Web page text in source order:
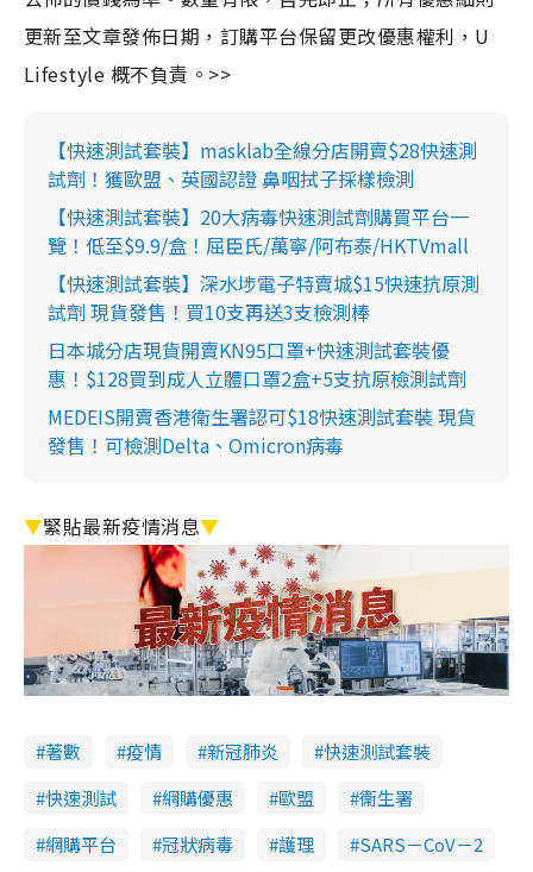
更新至文章發佈日期，訂購平台保留更改優惠權利，U
Lifestyle 概不負責。>>
【快速測試套裝】masklab全線分店開賣$28快速測
試劑！獲歐盟、英國認證 鼻咽拭子採樣檢測
【快速測試套裝】20大病毒快速測試劑購買平台一
覽！低至$9.9/盒！屈臣氏/萬寧/阿布泰/HKTVmall
【快速測試套裝】深水埗電子特賣城$15快速抗原測
試劑 現貨發售！買10支再送3支檢測棒
日本城分店現貨開賣KN95口罩+快速測試套裝優
惠！$128買到成人立體口罩2盒+5支抗原檢測試劑
MEDEIS開賣香港衛生署認可$18快速測試套裝 現貨
發售！可檢測Delta、Omicron病毒
▼緊貼最新疫情消息▼
著數 疫情 新冠肺炎
快速測試套裝
快速測試
網購優惠 歐盟
衞生署
網購平台
冠狀病毒 護理 SARS－CoV－2